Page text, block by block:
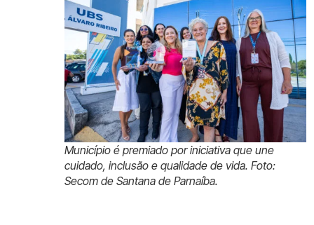
Município é premiado por iniciativa que une
cuidado, inclusão e qualidade de vida. Foto:
Secom de Santana de Parnaíba.